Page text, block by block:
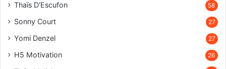
Thaïs D'Escufon 58
Sonny Court 27
Yomi Denzel 27
H5 Motivation 26